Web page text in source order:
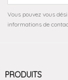
Vous pouvez vous
informations de
PRODUITS